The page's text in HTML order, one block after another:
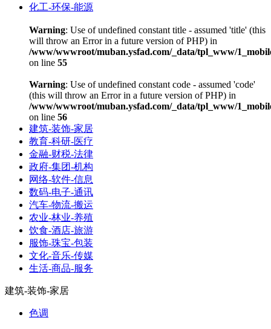
化工-环保-能源
Warning: Use of undefined constant title - assumed 'title' (this
will throw an Error in a future version of PHP) in
/www/wwwroot/muban.ysfad.com/_data/tpl_www/
on line 55
Warning: Use of undefined constant code - assumed 'code'
(this will throw an Error in a future version of PHP) in
/www/wwwroot/muban.ysfad.com/_data/tpl_www/
on line 56
建筑-装饰-家居
教育-科研-医疗
金融-财税-法律
政府-集团-机构
网络-软件-信息
数码-电子-通讯
汽车-物流-搬运
农业-林业-养殖
饮食-酒店-旅游
服饰-珠宝-包装
文化-音乐-传媒
生活-商品-服务
建筑-装饰-家居
色调